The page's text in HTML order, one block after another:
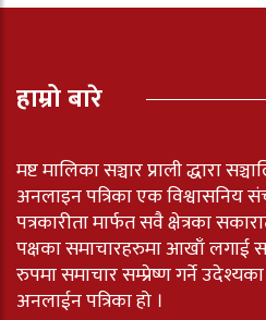
हाम्रो बारे
मष्ट मालिका सञ्चार प्राली द्धारा
अनलाइन पत्रिका एक विश्वासनिय
पत्रकारीता मार्फत सवै क्षेत्रका
पक्षका समाचारहरुमा आखाँ लगाई
रुपमा समाचार सम्प्रेष्ण गर्ने
अनलाईन पत्रिका हो ।